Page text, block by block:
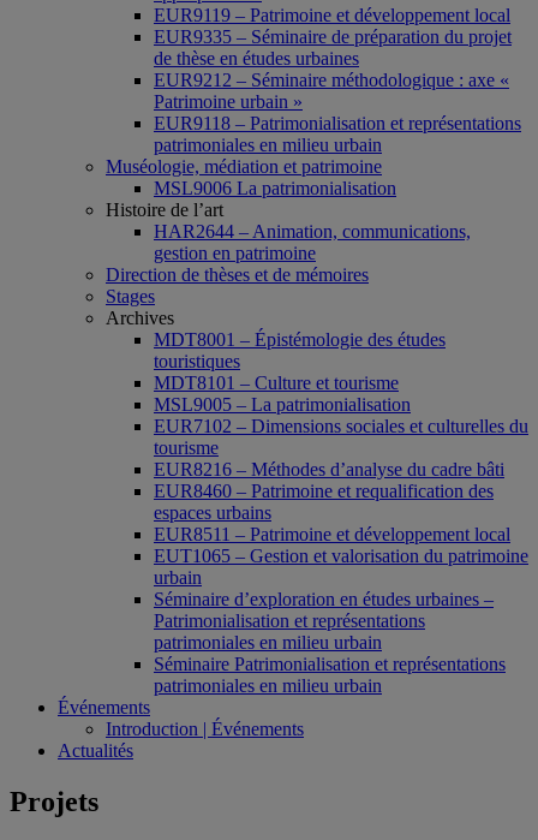
EUR9119 – Patrimoine et développement local
EUR9335 – Séminaire de préparation du projet
de thèse en études urbaines
EUR9212 – Séminaire méthodologique : axe «
Patrimoine urbain »
EUR9118 – Patrimonialisation et représentations
patrimoniales en milieu urbain
Muséologie, médiation et patrimoine
MSL9006 La patrimonialisation
Histoire de l’art
HAR2644 – Animation, communications,
gestion en patrimoine
Direction de thèses et de mémoires
Stages
Archives
MDT8001 – Épistémologie des études
touristiques
MDT8101 – Culture et tourisme
MSL9005 – La patrimonialisation
EUR7102 – Dimensions sociales et culturelles du
tourisme
EUR8216 – Méthodes d’analyse du cadre bâti
EUR8460 – Patrimoine et requalification des
espaces urbains
EUR8511 – Patrimoine et développement local
EUT1065 – Gestion et valorisation du patrimoine
urbain
Séminaire d’exploration en études urbaines –
Patrimonialisation et représentations
patrimoniales en milieu urbain
Séminaire Patrimonialisation et représentations
patrimoniales en milieu urbain
Événements
Introduction | Événements
Actualités
Projets